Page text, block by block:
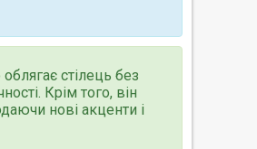
стілець без
Крім того, він
нові акценти і